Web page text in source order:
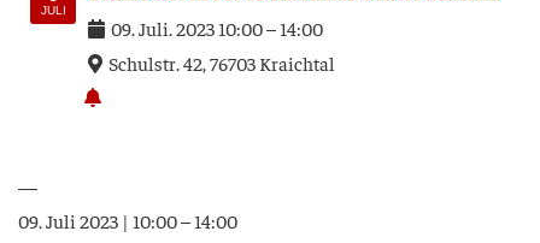
JULI
09.Juli.202310:00–14:00
Schul­str. 42, 76703 Kraich­tal
—
09. Juli 2023 | 10:00 – 14:00